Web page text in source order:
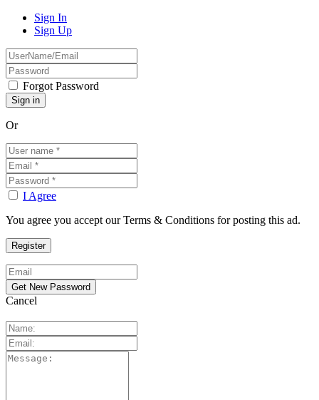
Sign In
Sign Up
Forgot Password
Or
I Agree
You agree you accept our Terms & Conditions for posting this ad.
Cancel